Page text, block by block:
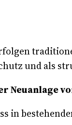
und als
Neuanlage
in